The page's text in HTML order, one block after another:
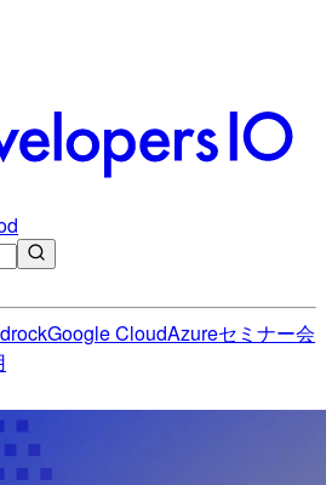
Google CloudAzureセミナー会